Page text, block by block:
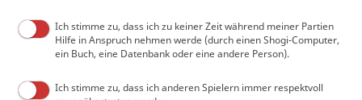
Ich stimme zu, dass ich zu keiner Zeit während meiner Partien
Hilfe in Anspruch nehmen werde (durch einen Shogi-Computer,
ein Buch, eine Datenbank oder eine andere Person).
Ich stimme zu, dass ich anderen Spielern immer respektvoll